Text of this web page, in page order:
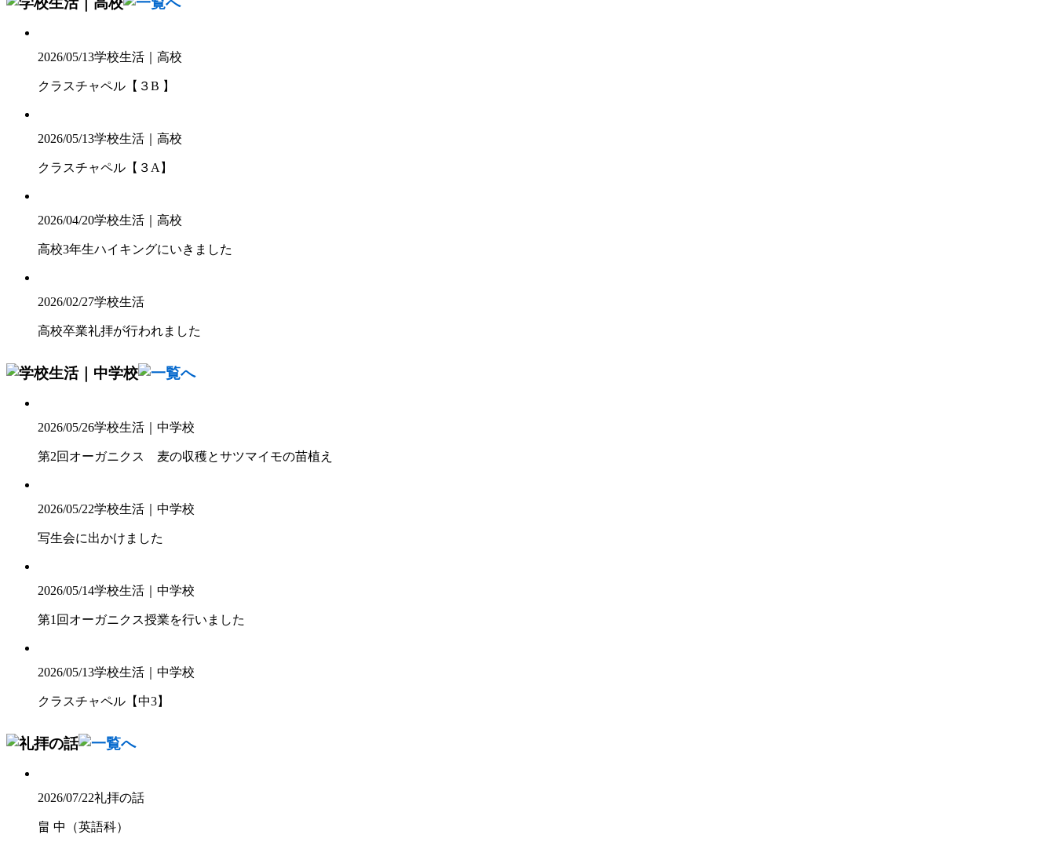
2026/05/13学校生活｜高校
クラスチャペル【３B 】
2026/05/13学校生活｜高校
クラスチャペル【３A】
2026/04/20学校生活｜高校
高校3年生ハイキングにいきました
2026/02/27学校生活
高校卒業礼拝が行われました
2026/05/26学校生活｜中学校
第2回オーガニクス 麦の収穫とサツマイモの苗植え
2026/05/22学校生活｜中学校
写生会に出かけました
2026/05/14学校生活｜中学校
第1回オーガニクス授業を行いました
2026/05/13学校生活｜中学校
クラスチャペル【中3】
2026/07/22礼拝の話
畠 中（英語科）